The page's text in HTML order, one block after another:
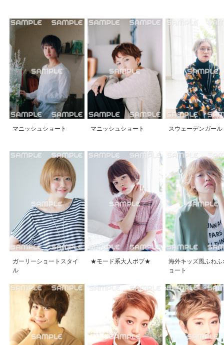
マニッシュショート マニッシュショート スウェーデンガール
ガーリーショートスタイ
ル
★モード系大人ボブ★
海外キッズ風ふわふ
ョート